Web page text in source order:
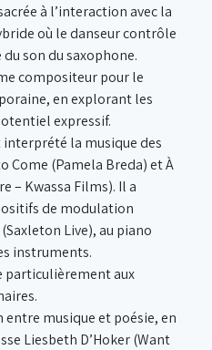
à l’interaction avec la
où le danseur contrôle
son du saxophone.
compositeur pour le
en explorant les
expressif.
la musique des
Come (Pamela Breda) et À
– Kwassa Films). Il a
de modulation
Live), au piano
instruments.
particulièrement aux
musique et poésie, en
Liesbeth D’Hoker (Want